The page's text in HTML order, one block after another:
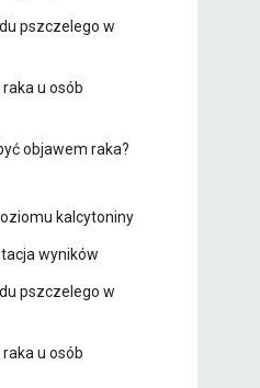
pszczelego w
u osób
objawem raka?
kalcytoniny
wyników
pszczelego w
u osób